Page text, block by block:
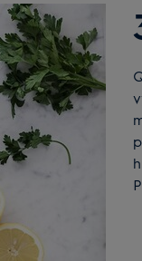
Quinou si predvaríme v osolenej